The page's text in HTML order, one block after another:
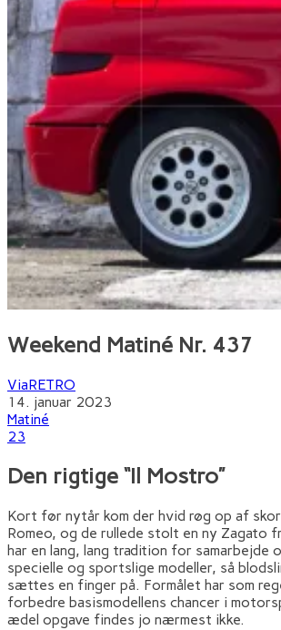
Weekend Matiné Nr. 437
ViaRETRO
14. januar 2023
Matiné
23
Den rigtige “Il Mostro”
Kort før nytår kom der hvid røg op af
Romeo, og de rullede stolt en ny Zagato
har en lang, lang tradition for samarbejde
specielle og sportslige modeller, så
sættes en finger på. Formålet har som
forbedre basismodellens chancer i
ædel opgave findes jo nærmest ikke.